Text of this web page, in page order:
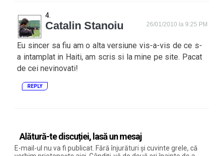
Catalin Stanoiu 26/01/2010 la 9:25 PM
Eu sincer sa fiu am o alta versiune vis-a-vis de ce s-
a intamplat in Haiti, am scris si la mine pe site. Pacat
de cei nevinovati!
REPLY
Alătură-te discuției, lasă un mesaj
E-mail-ul nu va fi publicat. Fără înjurături și cuvinte grele, că